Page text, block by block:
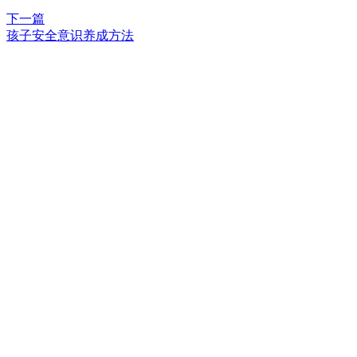
下一篇
孩子安全意识养成方法